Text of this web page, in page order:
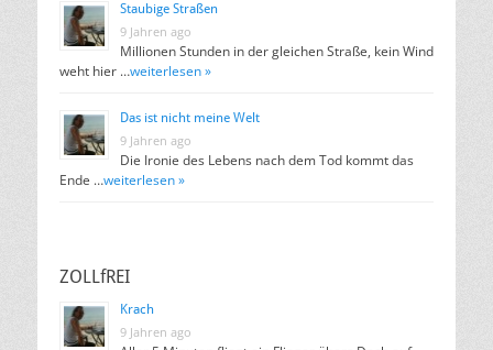
Staubige Straßen
9 Jahren ago
Millionen Stunden in der gleichen Straße, kein Wind
weht hier …weiterlesen »
Das ist nicht meine Welt
9 Jahren ago
Die Ironie des Lebens nach dem Tod kommt das
Ende …weiterlesen »
ZOLLfREI
Krach
9 Jahren ago